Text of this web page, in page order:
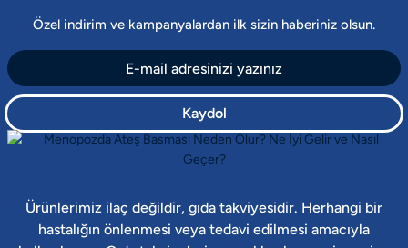
Özel indirim ve kampanyalardan ilk sizin haberiniz olsun.
Kaydol
Ürünlerimiz ilaç değildir, gıda takviyesidir. Herhangi bir
hastalığın önlenmesi veya tedavi edilmesi amacıyla